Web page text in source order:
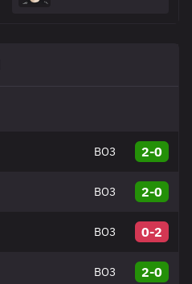
BO3 2-0
BO3 2-0
BO3 0-2
BO3 2-0